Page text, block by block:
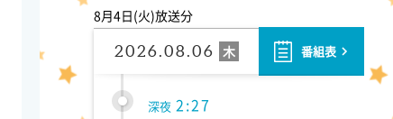
8月4日(火)放送分
2026.08.06 木 番組表
FRUITS ZIPPERのNEW
KAWAIIってしてよ?
深夜 2:27